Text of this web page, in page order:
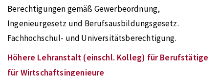
Berechtigungen gemäß Gewerbeordnung,
Ingenieurgesetz und Berufsausbildungsgesetz.
Fachhochschul- und Universitätsberechtigung.
Höhere Lehranstalt (einschl. Kolleg) für Berufstätige
für Wirtschaftsingenieure